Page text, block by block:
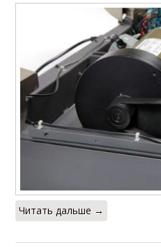
Читать дальше →